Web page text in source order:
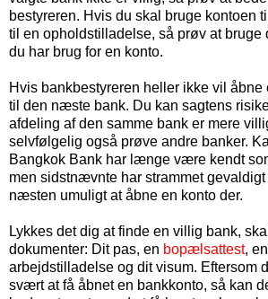
bestyreren. Hvis du skal bruge kontoen
til en opholdstilladelse, så prøv at bruge
du har brug for en konto.
Hvis bankbestyreren heller ikke vil
til den næste bank. Du kan sagtens
afdeling af den samme bank er mere
selvfølgelig også prøve andre banker.
Bangkok Bank har længe være kendt
men sidstnævnte har strammet
næsten umuligt at åbne en konto der.
Lykkes det dig at finde en villig bank,
dokumenter: Dit pas, en bopælsattest,
arbejdstilladelse og dit visum. Eftersom
svært at få åbnet en bankkonto, så kan